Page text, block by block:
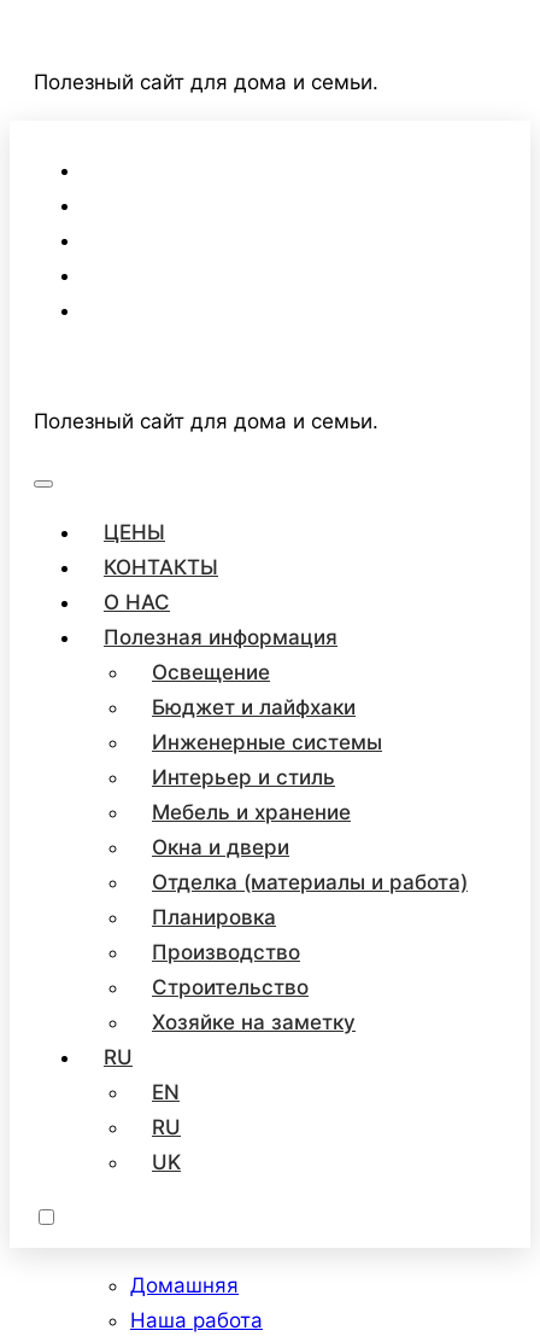
содержимому
Полезный сайт для дома и семьи.
Полезный сайт для дома и семьи.
ЦЕНЫ
КОНТАКТЫ
О НАС
Полезная информация
Освещение
Бюджет и лайфхаки
Инженерные системы
Интерьер и стиль
Мебель и хранение
Окна и двери
Отделка (материалы и работа)
Планировка
Производство
Строительство
Хозяйке на заметку
RU
EN
RU
UK
Домашняя
Наша работа